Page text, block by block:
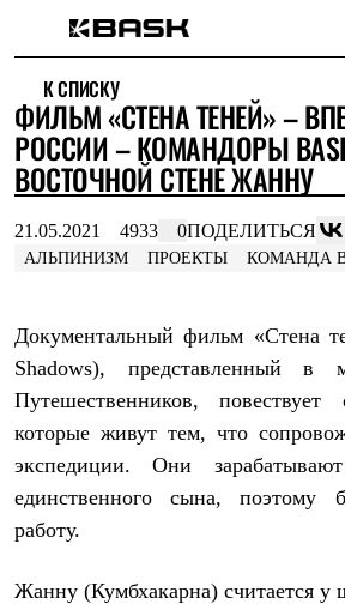
Интернет-магазин
Мужская одежда
Утепленная пухом
Куртки
Брюки
Комбинезоны
Утепленная синтетикой
Куртки
Брюки
Софтшелл одежда
Куртки
Брюки
Флисовая одежда
Куртки
Брюки
Жилеты
Термобелье
Среднее термобелье
К СПИСКУ
ФИЛЬМ «СТЕНА ТЕНЕЙ» –
РОССИИ – КОМАНДОРЫ
ВОСТОЧНОЙ СТЕНЕ ЖАННУ
21.05.2021 4933 0ПОДЕЛИТЬСЯ
АЛЬПИНИЗМ ПРОЕКТЫ КОМАНДА
Документальный фильм «Стена
Shadows), представленный в
Путешественников,
которые живут тем, что
экспедиции. Они
единственного сына, поэтому
работу.
Жанну (Кумбхакарна) считается у